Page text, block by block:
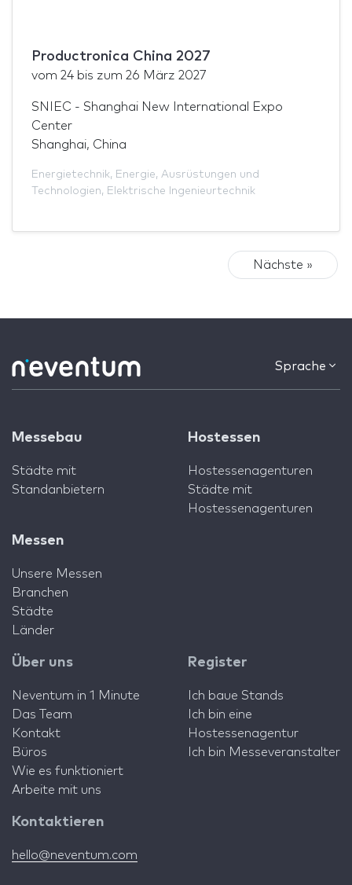
Productronica China 2027
vom 24 bis zum 26 März 2027
SNIEC - Shanghai New International Expo
Center
Shanghai, China
Energietechnik, Energie, Ausrüstungen und
Technologien, Elektrische Ingenieurtechnik
Nächste »
Sprache
Messebau
Städte mit
Standanbietern
Hostessen
Hostessenagenturen
Städte mit
Hostessenagenturen
Messen
Unsere Messen
Branchen
Städte
Länder
Über uns
Neventum in 1 Minute
Das Team
Kontakt
Büros
Wie es funktioniert
Arbeite mit uns
Register
Ich baue Stands
Ich bin eine
Hostessenagentur
Ich bin Messeveranstalter
Kontaktieren
hello@neventum.com